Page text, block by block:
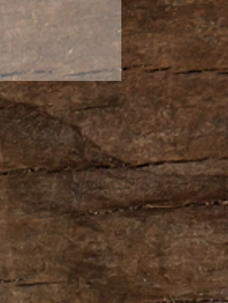
возраста.
силой и
сырья, а
пуэра мягким и
прогоняет
поверить в
проще собраться
к
простуд